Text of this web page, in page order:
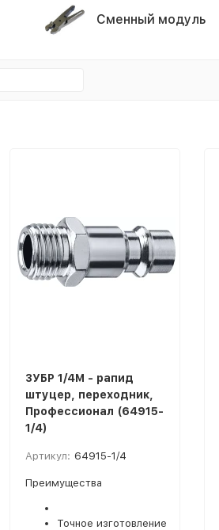
Сменный модуль
ЗУБР 1/4M - рапид
штуцер, переходник,
Профессионал (64915-
1/4)
Артикул: 64915-1/4
Преимущества
Точное изготовление